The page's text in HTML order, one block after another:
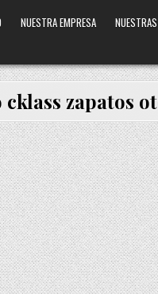
NUESTRA EMPRESA
zapatos